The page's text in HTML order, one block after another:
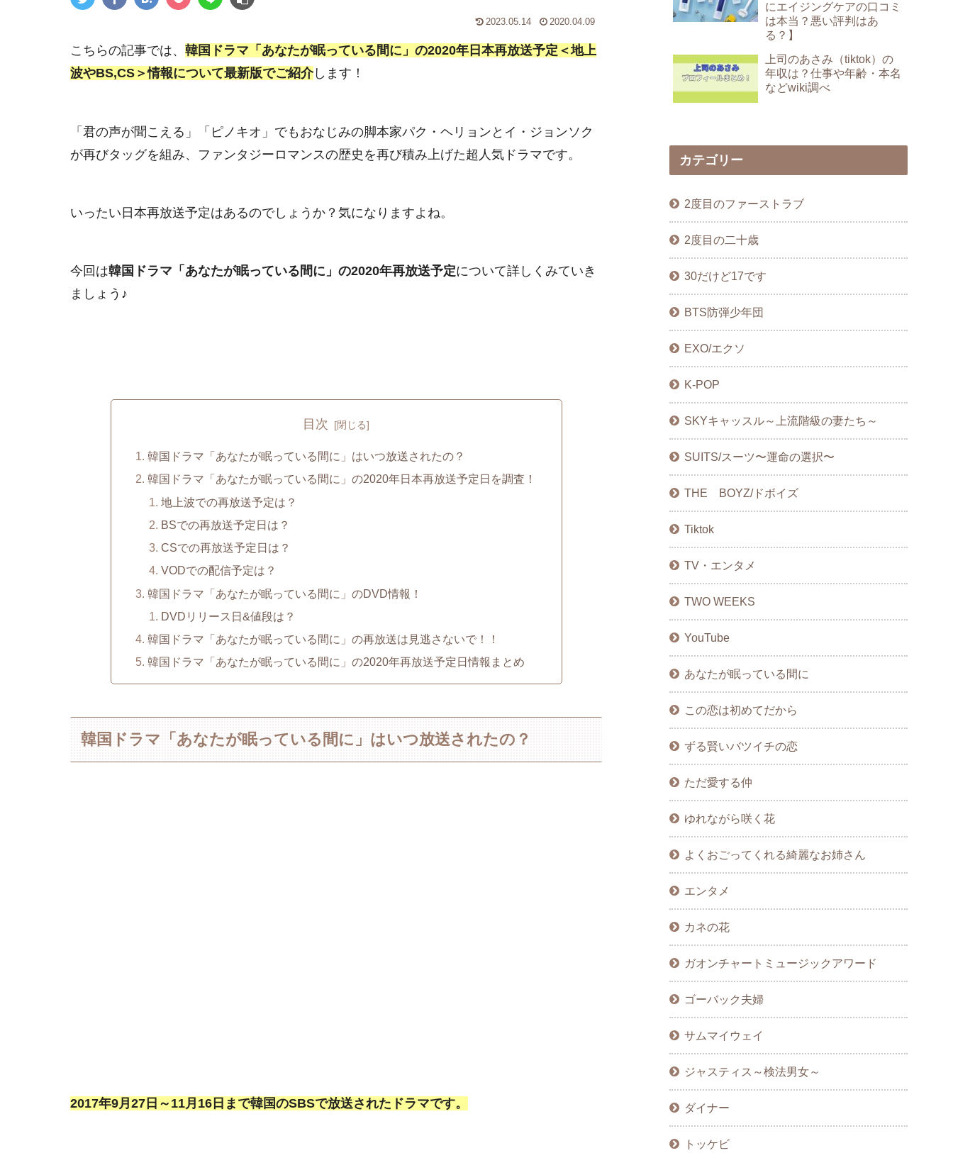
2023.05.14 2020.04.09
こちらの記事では、 韓国ドラマ「あなたが眠っている間に」の2020年日本再放送予定＜地上
波やBS,CS＞情報について最新版でご紹介します！
「君の声が聞こえる」「ピノキオ」でもおなじみの脚本家パク・ヘリョンとイ・ジョンソク
が再びタッグを組み、ファンタジーロマンスの歴史を再び積み上げた超人気ドラマです。
いったい日本再放送予定はあるのでしょうか？気になりますよね。
今回は韓国ドラマ「あなたが眠っている間に」の2020年再放送予定について詳しくみていき
ましょう♪
目次
韓国ドラマ「あなたが眠っている間に」はいつ放送されたの？
韓国ドラマ「あなたが眠っている間に」の2020年日本再放送予定日を調査！
地上波での再放送予定は？
BSでの再放送予定日は？
CSでの再放送予定日は？
VODでの配信予定は？
韓国ドラマ「あなたが眠っている間に」のDVD情報！
DVDリリース日&値段は？
韓国ドラマ「あなたが眠っている間に」の再放送は見逃さないで！！
韓国ドラマ「あなたが眠っている間に」の2020年再放送予定日情報まとめ
韓国ドラマ「あなたが眠っている間に」はいつ放送されたの？
2017年9月27日～11月16日まで韓国のSBSで放送されたドラマです。
にエイジングケアの口コミ
は本当？悪い評判はあ
る？】
上司のあさみ（tiktok）の
年収は？仕事や年齢・本名
などwiki調べ
カテゴリー
2度目のファーストラブ
2度目の二十歳
30だけど17です
BTS防弾少年団
EXO/エクソ
K-POP
SKYキャッスル～上流階級の妻たち～
SUITS/スーツ〜運命の選択〜
THE BOYZ/ドボイズ
Tiktok
TV・エンタメ
TWO WEEKS
YouTube
あなたが眠っている間に
この恋は初めてだから
ずる賢いバツイチの恋
ただ愛する仲
ゆれながら咲く花
よくおごってくれる綺麗なお姉さん
エンタメ
カネの花
ガオンチャートミュージックアワード
ゴーバック夫婦
サムマイウェイ
ジャスティス～検法男女～
ダイナー
トッケビ